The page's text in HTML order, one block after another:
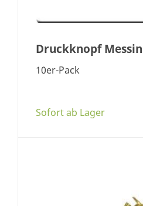
Druckknopf
10er-Pack
Sofort ab Lager